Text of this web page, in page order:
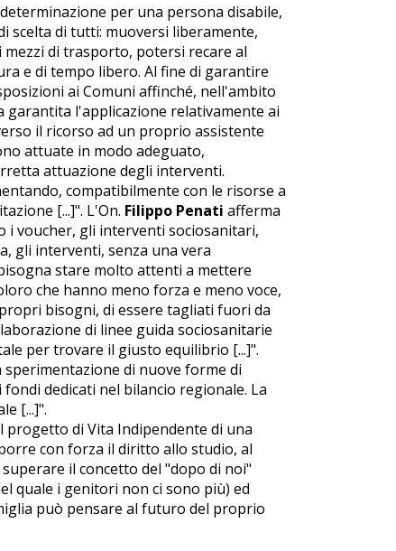
per una persona disabile,
scelta di tutti: muoversi liberamente,
di trasporto, potersi recare al
e di tempo libero. Al fine di garantire
ai Comuni affinché, nell'ambito
garantita l'applicazione relativamente ai
il ricorso ad un proprio assistente
attuate in modo adeguato,
attuazione degli interventi.
compatibilmente con le risorse a
[...]". L'On. Filippo Penati afferma
i voucher, gli interventi sociosanitari,
gli interventi, senza una vera
stare molto attenti a mettere
che hanno meno forza e meno voce,
bisogni, di essere tagliati fuori da
di linee guida sociosanitarie
per trovare il giusto equilibrio [...]".
di nuove forme di
dedicati nel bilancio regionale. La
[...]".
progetto di Vita Indipendente di una
con forza il diritto allo studio, al
il concetto del "dopo di noi"
quale i genitori non ci sono più) ed
può pensare al futuro del proprio